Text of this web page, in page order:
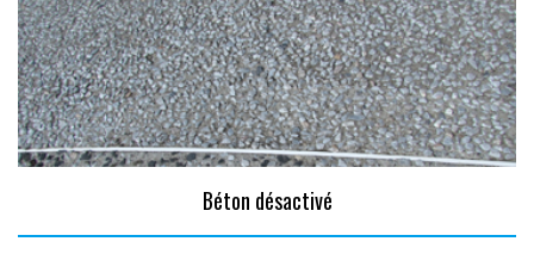
Béton désactivé